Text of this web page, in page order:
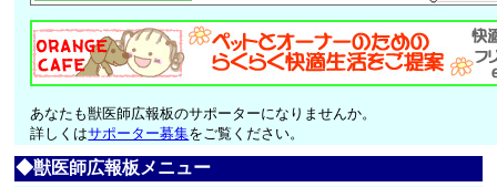
あなたも獣医師広報板のサポーターになりませんか。
詳しくはサポーター募集をご覧ください。
◆獣医師広報板メニュー